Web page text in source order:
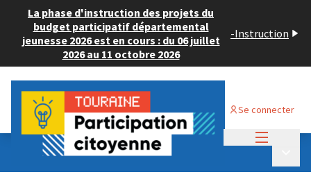
La phase d'instruction des projets du
budget participatif départemental
jeunesse 2026 est en cours : du 06 juillet
2026 au 11 octobre 2026
-Instruction
Se connecter
Budget Participatif JEUNESSE 2024
💡 Consulter les projets déposés